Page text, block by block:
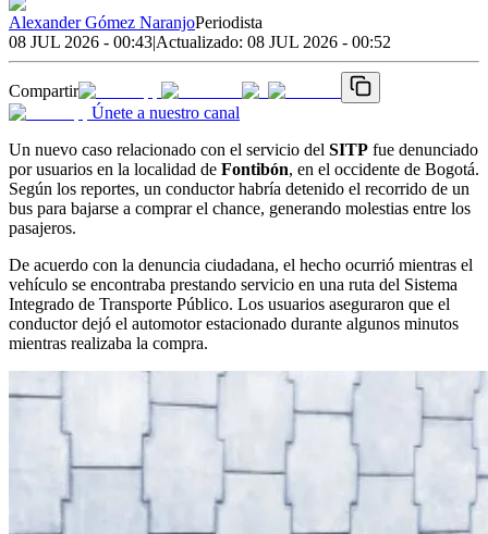
Alexander Gómez NaranjoPeriodista
08 JUL 2026 - 00:43|Actualizado: 08 JUL 2026 - 00:52
Compartir
Únete a nuestro canal
Un nuevo caso relacionado con el servicio del SITP fue denunciado
por usuarios en la localidad de Fontibón, en el occidente de Bogotá.
Según los reportes, un conductor habría detenido el recorrido de un
bus para bajarse a comprar el chance, generando molestias entre los
pasajeros.
De acuerdo con la denuncia ciudadana, el hecho ocurrió mientras el
vehículo se encontraba prestando servicio en una ruta del Sistema
Integrado de Transporte Público. Los usuarios aseguraron que el
conductor dejó el automotor estacionado durante algunos minutos
mientras realizaba la compra.